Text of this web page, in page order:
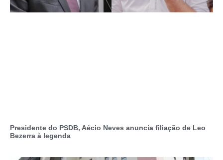
Presidente do PSDB, Aécio Neves anuncia filiação de Leo
Bezerra à legenda